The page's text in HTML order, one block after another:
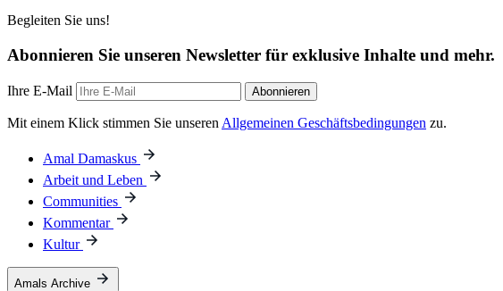
Begleiten Sie uns!
Abonnieren Sie unseren Newsletter für exklusive Inhalte und mehr.
Ihre E-Mail Abonnieren
Mit einem Klick stimmen Sie unseren Allgemeinen Geschäftsbedingungen zu.
Amal Damaskus
Arbeit und Leben
Communities
Kommentar
Kultur
Amals Archive